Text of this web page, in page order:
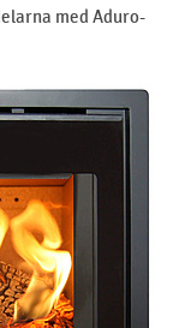
med Aduro-